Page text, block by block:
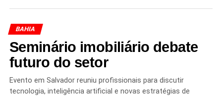
Redação Saiba+
BAHIA
Seminário imobiliário debate
futuro do setor
Evento em Salvador reuniu profissionais para discutir
tecnologia, inteligência artificial e novas estratégias de